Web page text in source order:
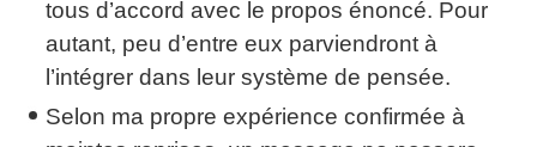
tous d’accord avec le propos énoncé. Pour
autant, peu d’entre eux parviendront à
l’intégrer dans leur système de pensée.
Selon ma propre expérience confirmée à